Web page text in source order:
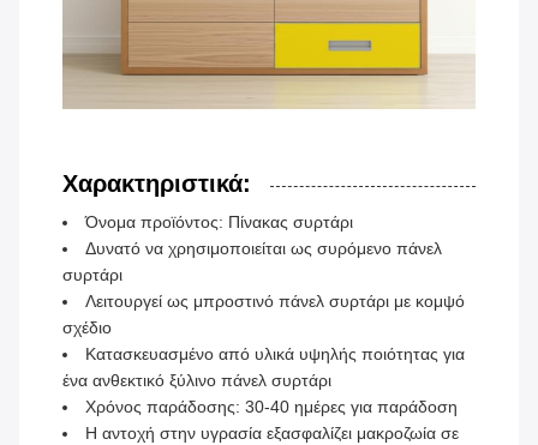
Χαρακτηριστικά:
Όνομα προϊόντος: Πίνακας συρτάρι
Δυνατό να χρησιμοποιείται ως συρόμενο πάνελ
συρτάρι
Λειτουργεί ως μπροστινό πάνελ συρτάρι με κομψό
σχέδιο
Κατασκευασμένο από υλικά υψηλής ποιότητας για
ένα ανθεκτικό ξύλινο πάνελ συρτάρι
Χρόνος παράδοσης: 30-40 ημέρες για παράδοση
Η αντοχή στην υγρασία εξασφαλίζει μακροζωία σε